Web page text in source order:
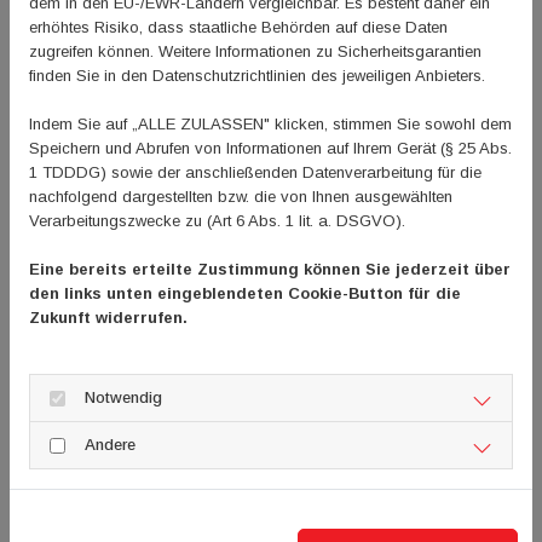
ankommen. Eine Sensibilisierung für die Kinder und
Jugendlichen wird angestrebt. Gleichzeitig werden
um das Projekt auch in Zukunft weiterführen zu können. Es
werden Fortbildungen zu den Themen „Mentale Gesundheit
und Sport“ mit dem Ziel angeboten, den Ehrenamtlichen in
der sportlichen Jugendarbeit Empfehlungen an die Hand zu
mentalen Gesundheit durch Sport unterstützt werden
können. Herzstück ist dabei die Ausbildung für zertifizierte
Gesundheit bei Kindern und Jugendlichen. Die Ausbildung
wird ca. 50 LE umfassen und soll vertiefendes Wissen im
erhöhtes Risiko, dass staatliche Behörden auf diese Daten
zugreifen können. Weitere Informationen zu Sicherheitsgarantien
finden Sie in den Datenschutzrichtlinien des jeweiligen Anbieters.
Indem Sie auf „ALLE ZULASSEN" klicken, stimmen Sie sowohl dem
Speichern und Abrufen von Informationen auf Ihrem Gerät (§ 25 Abs.
1 TDDDG) sowie der anschließenden Datenverarbeitung für die
nachfolgend dargestellten bzw. die von Ihnen ausgewählten
Verarbeitungszwecke zu (Art 6 Abs. 1 lit. a. DSGVO).
Eine bereits erteilte Zustimmung können Sie jederzeit über
den links unten eingeblendeten Cookie-Button für die
Zukunft widerrufen.
Notwendig
Andere